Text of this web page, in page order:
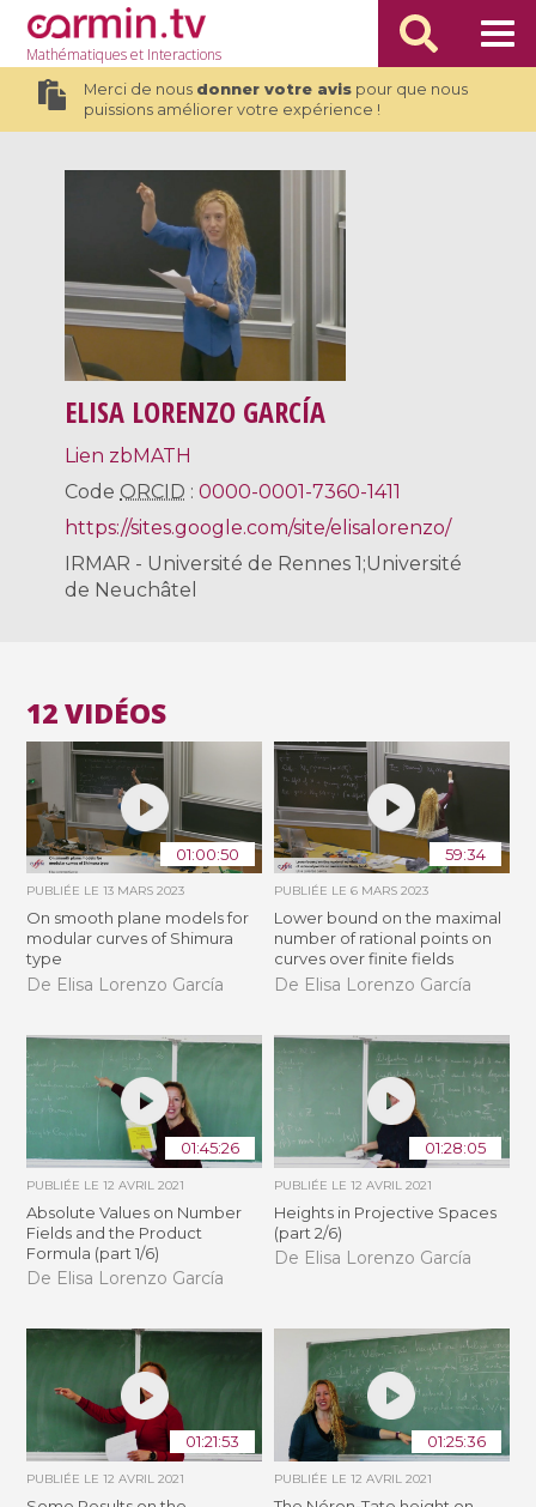
Mathématiqueset Interactions
Merci de nous donner votre avispour que nous
puissions améliorer votre expérience !
ELISA LORENZO GARCÍA
Lien zbMATH
Code ORCID :0000-0001-7360-1411
https://sites.google.com/site/elisalorenzo/
IRMAR - Université de Rennes 1;Université
de Neuchâtel
12 VIDÉOS
01:00:50
PUBLIÉE LE13 MARS 2023
On smooth plane models for
modular curves of Shimura
type
De Elisa Lorenzo García
59:34
PUBLIÉE LE 6 MARS 2023
Lower bound on the maximal
number of rational points on
curves over finite fields
De Elisa Lorenzo García
01:45:26
PUBLIÉE LE12 AVRIL 2021
Absolute Values on Number
Fields and the Product
Formula (part 1/6)
De Elisa Lorenzo García
01:28:05
PUBLIÉE LE 12 AVRIL 2021
Heights in Projective Spaces
(part 2/6)
De Elisa Lorenzo García
01:21:53
PUBLIÉE LE12 AVRIL 2021
01:25:36
PUBLIÉE LE 12 AVRIL 2021